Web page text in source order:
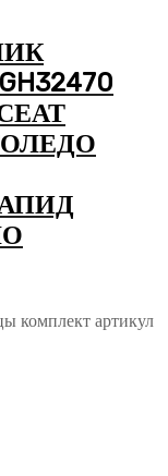
комплект артикул